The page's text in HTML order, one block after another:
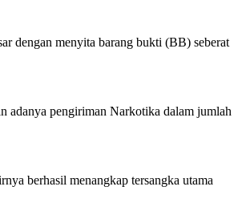
dengan menyita barang bukti (BB) seberat
adanya pengiriman Narkotika dalam jumlah
berhasil menangkap tersangka utama